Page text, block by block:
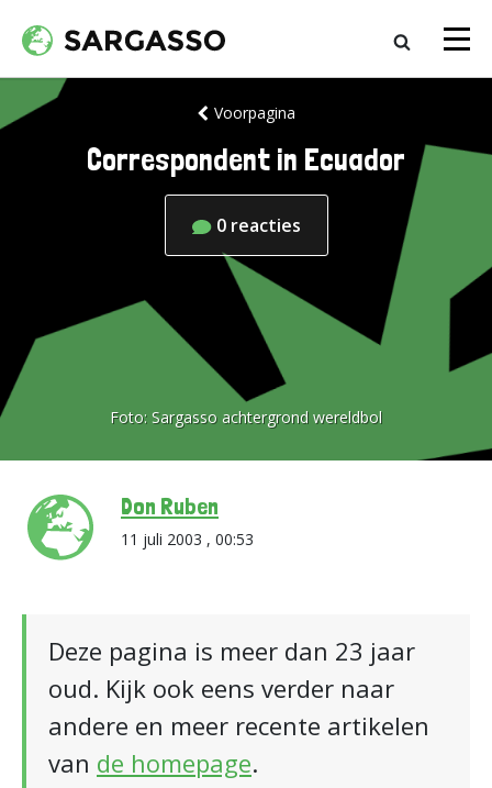
Voorpagina
Correspondent in Ecuador
0 reacties
Foto: Sargasso achtergrond wereldbol
Don Ruben
11 juli 2003 , 00:53
Deze pagina is meer dan 23 jaar
oud. Kijk ook eens verder naar
andere en meer recente artikelen
van de homepage.